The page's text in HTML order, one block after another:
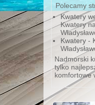
Polecamy
Kwatery
Kwatery
Kwatery -
Nadmorski
tylko
komfortowe